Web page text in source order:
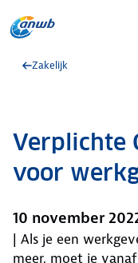
Zakelijk
Verplichte
voor
10 november
| Als je een
meer, moet je